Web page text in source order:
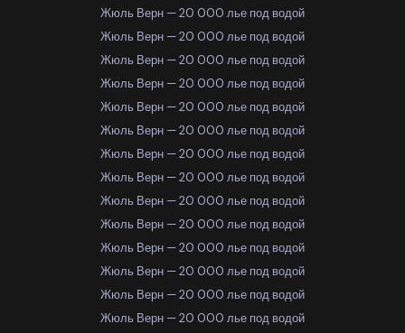
Жюль Верн — 20 000 лье под водой
Жюль Верн — 20 000 лье под водой
Жюль Верн — 20 000 лье под водой
Жюль Верн — 20 000 лье под водой
Жюль Верн — 20 000 лье под водой
Жюль Верн — 20 000 лье под водой
Жюль Верн — 20 000 лье под водой
Жюль Верн — 20 000 лье под водой
Жюль Верн — 20 000 лье под водой
Жюль Верн — 20 000 лье под водой
Жюль Верн — 20 000 лье под водой
Жюль Верн — 20 000 лье под водой
Жюль Верн — 20 000 лье под водой
Жюль Верн — 20 000 лье под водой